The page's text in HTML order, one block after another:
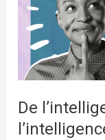
De